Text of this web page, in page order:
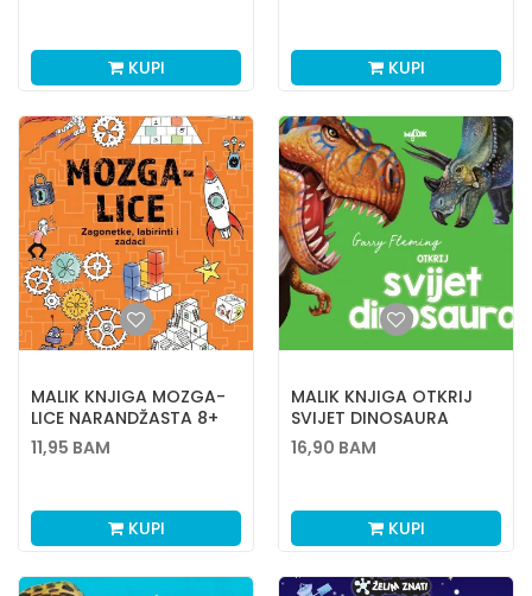
KUPI KUPI
MALIK KNJIGA MOZGA-
LICE NARANDŽASTA 8+
11,95 BAM
KUPI
MALIK KNJIGA OTKRIJ
SVIJET DINOSAURA
16,90 BAM
KUPI